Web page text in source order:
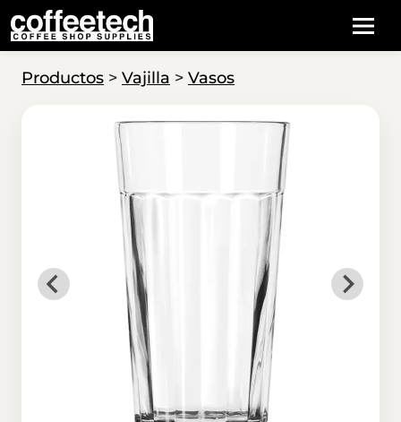
Productos > Vajilla > Vasos